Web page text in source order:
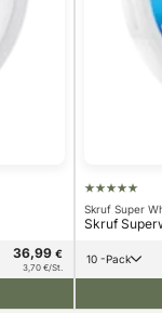
36,99 €
3,70 €/St.
Skruf Super
Skruf
10 -Pack